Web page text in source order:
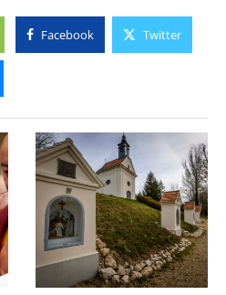
Facebook Twitter